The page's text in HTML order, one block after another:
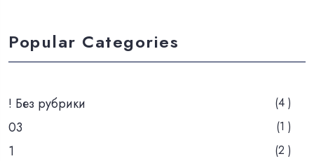
Popular Categories
! Без рубрики (4 )
03 (1 )
1 (2 )